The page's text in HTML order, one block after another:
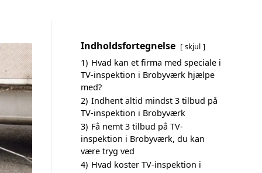
Indholdsfortegnelse skjul
1) Hvad kan et firma med speciale i
TV-inspektion i Brobyværk hjælpe
med?
2) Indhent altid mindst 3 tilbud på
TV-inspektion i Brobyværk
3) Få nemt 3 tilbud på TV-
inspektion i Brobyværk, du kan
være tryg ved
4) Hvad koster TV-inspektion i